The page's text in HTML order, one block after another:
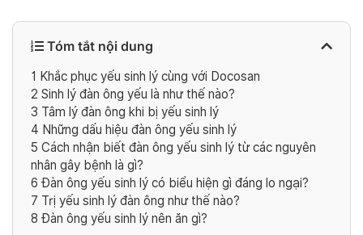
Tóm tắt nội dung
1 Khắc phục yếu sinh lý cùng với Docosan
2 Sinh lý đàn ông yếu là như thế nào?
3 Tâm lý đàn ông khi bị yếu sinh lý
4 Những dấu hiệu đàn ông yếu sinh lý
5 Cách nhận biết đàn ông yếu sinh lý từ các nguyên
nhân gây bệnh là gì?
6 Đàn ông yếu sinh lý có biểu hiện gì đáng lo ngại?
7 Trị yếu sinh lý đàn ông như thế nào?
8 Đàn ông yếu sinh lý nên ăn gì?